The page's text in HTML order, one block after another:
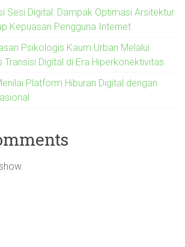
Sesi Digital: Dampak Optimasi Arsitektur
Kepuasan Pengguna Internet
Psikologis Kaum Urban Melalui
Transisi Digital di Era Hiperkonektivitas
Platform Hiburan Digital dengan